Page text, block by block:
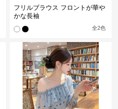
フリルブラウス フロントが華や
かな長袖
全2色